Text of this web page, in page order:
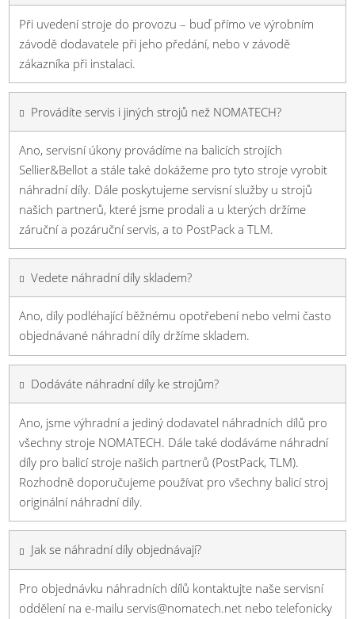
Při uvedení stroje do provozu – buď přímo ve výrobním
závodě dodavatele při jeho předání, nebo v závodě
zákazníka při instalaci.
Provádíte servis i jiných strojů než NOMATECH?
Ano, servisní úkony provádíme na balicích strojích
Sellier&Bellot a stále také dokážeme pro tyto stroje vyrobit
náhradní díly. Dále poskytujeme servisní služby u strojů
našich partnerů, které jsme prodali a u kterých držíme
záruční a pozáruční servis, a to PostPack a TLM.
Vedete náhradní díly skladem?
Ano, díly podléhající běžnému opotřebení nebo velmi často
objednávané náhradní díly držíme skladem.
Dodáváte náhradní díly ke strojům?
Ano, jsme výhradní a jediný dodavatel náhradních dílů pro
všechny stroje NOMATECH. Dále také dodáváme náhradní
díly pro balicí stroje našich partnerů (PostPack, TLM).
Rozhodně doporučujeme používat pro všechny balicí stroj
originální náhradní díly.
Jak se náhradní díly objednávají?
Pro objednávku náhradních dílů kontaktujte naše servisní
oddělení na e-mailu servis@nomatech.net nebo telefonicky